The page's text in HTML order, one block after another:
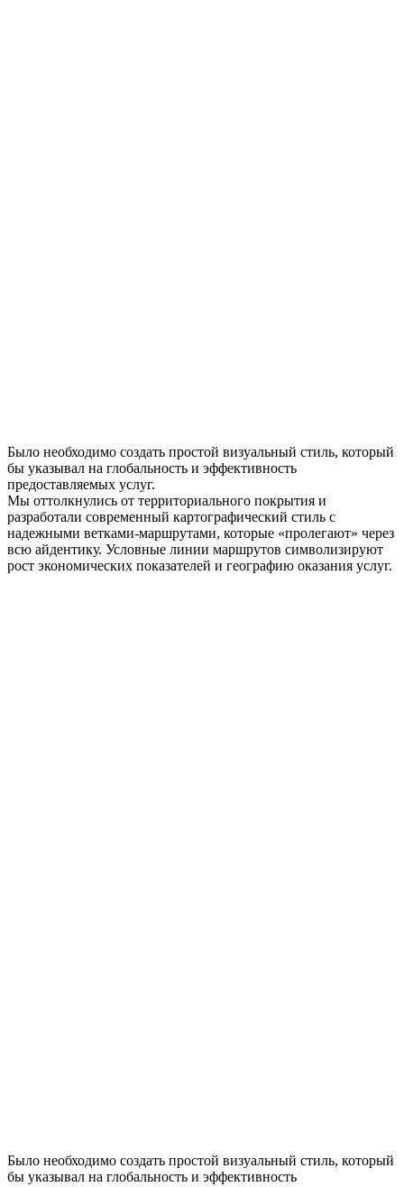
Было необходимо создать простой визуальный стиль, который
бы указывал на глобальность и эффективность
предоставляемых услуг.
Мы оттолкнулись от территориального покрытия и
разработали современный картографический стиль с
надежными ветками-маршрутами, которые «пролегают» через
всю айдентику. Условные линии маршрутов символизируют
рост экономических показателей и географию оказания услуг.
Было необходимо создать простой визуальный стиль, который
бы указывал на глобальность и эффективность